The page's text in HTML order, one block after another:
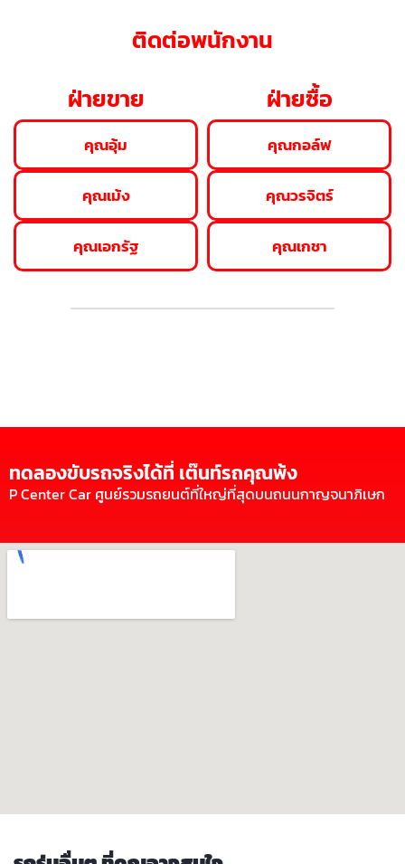
ติดต่อพนักงาน
ฝ่ายขาย
คุณอุ้ม
คุณเม้ง
คุณเอกรัฐ
ฝ่ายซื้อ
คุณกอล์ฟ
คุณวรจิตร์
คุณเกชา
ทดลองขับรถจริงได้ที่ เต๊นท์รถคุณพ้ง
P Center Car ศูนย์รวมรถยนต์ที่ใหญ่ที่สุดบนถนนกาญจนาภิเษก